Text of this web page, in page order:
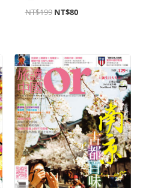
NT$199 NT$80
原
始
價
格：
NT$199。
目
前
價
格：
NT$80。